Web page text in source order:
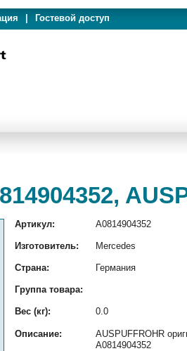
Гостевой доступ
Артикул: A0814904352
Изготовитель: Mercedes
Страна: Германия
Группа товара:
Вес (кг): 0.0
Описание:
AUSPUFFROHR
A0814904352